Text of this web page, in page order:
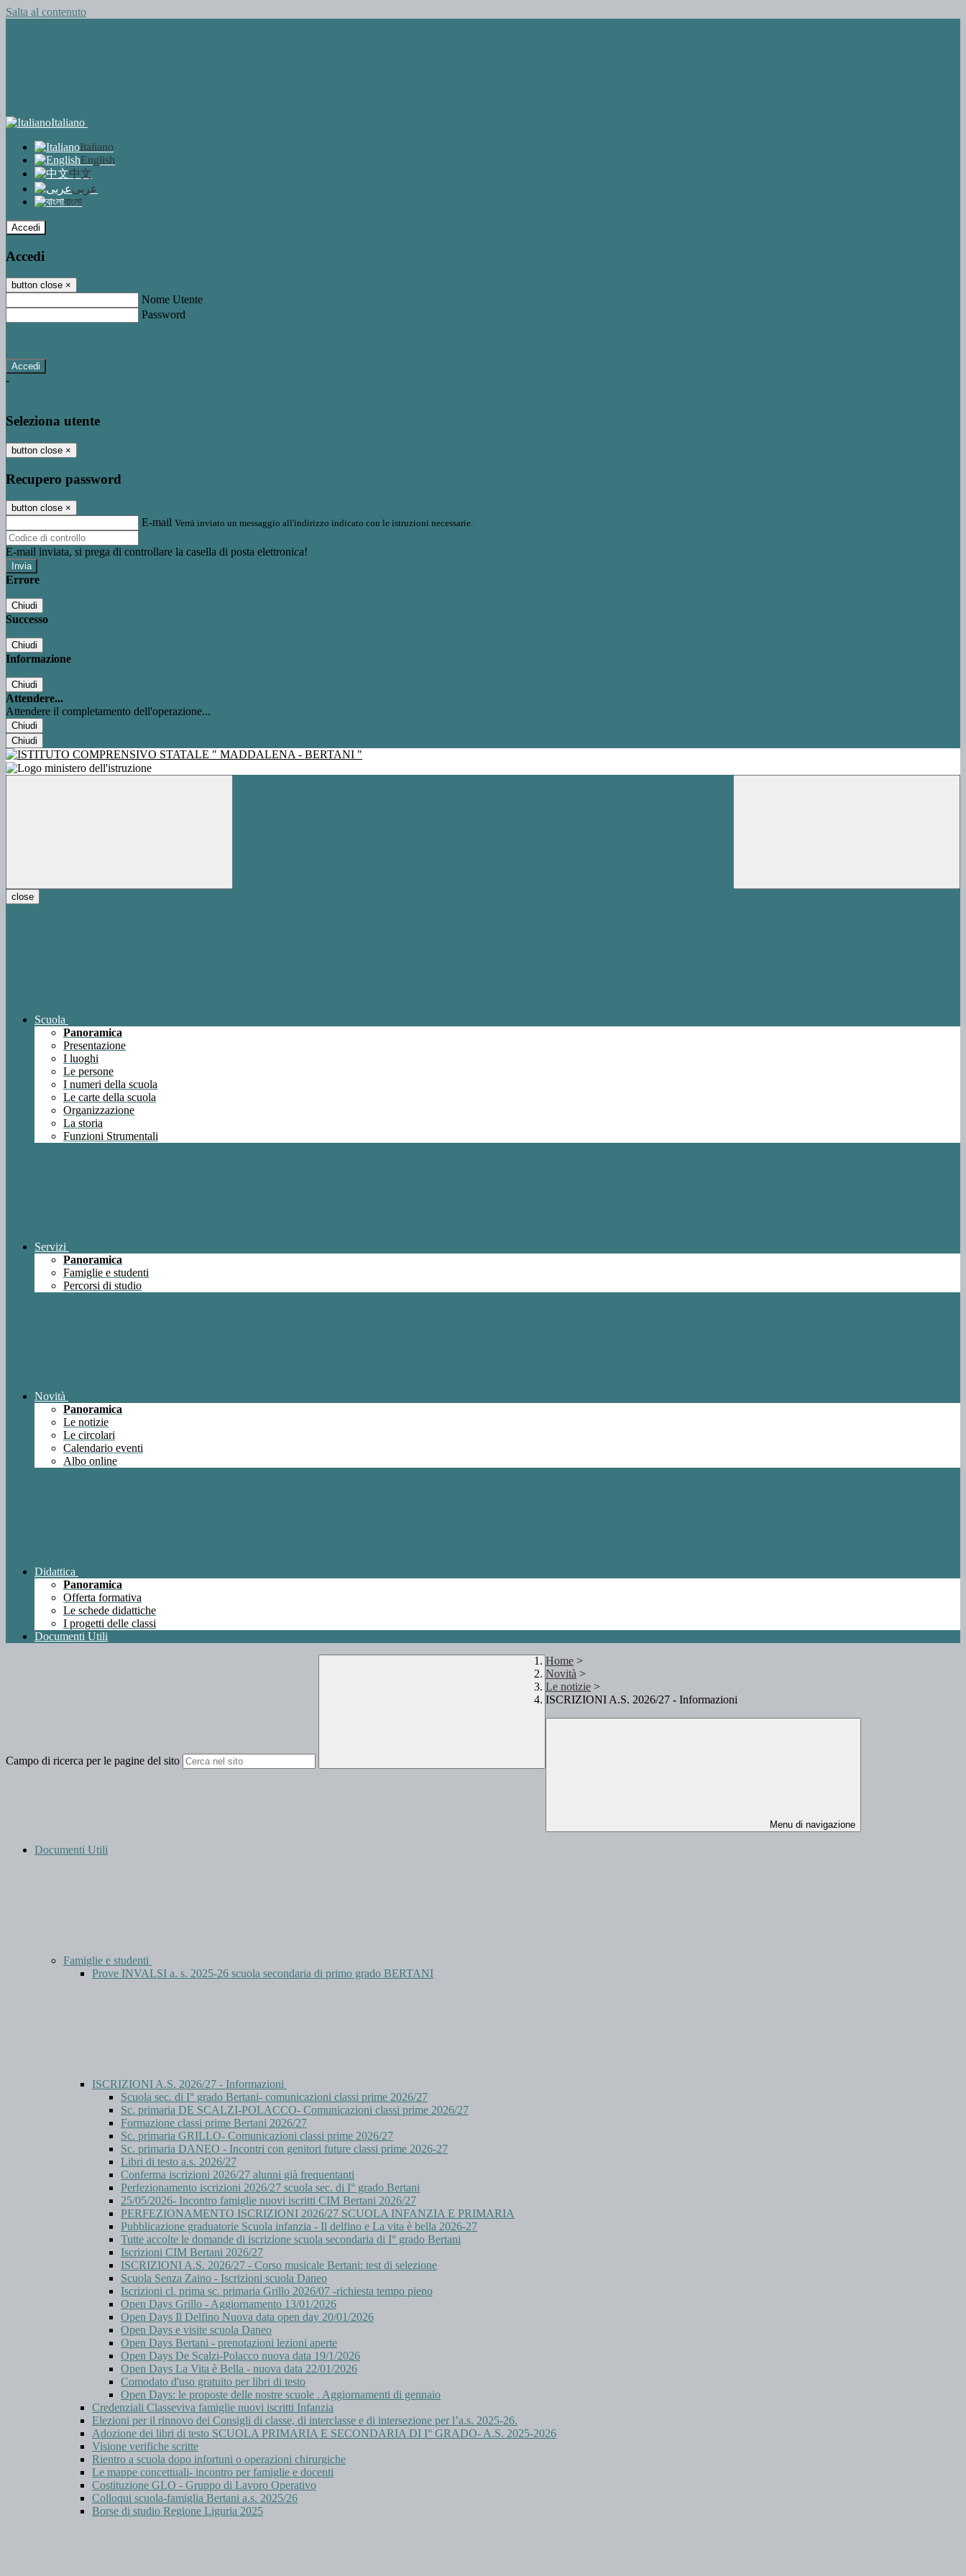
Salta al contenuto
Italiano
Italiano
English
中文
عربى
বাংলা
Accedi
Accedi
button close ×
Nome Utente
Password
-
Seleziona utente
button close ×
Recupero password
button close ×
E-mail Verrà inviato un messaggio all'indirizzo indicato con le istruzioni necessarie.
E-mail inviata, si prega di controllare la casella di posta elettronica!
Errore
Chiudi
Successo
Chiudi
Informazione
Chiudi
Attendere...
Attendere il completamento dell'operazione...
Chiudi
Chiudi
close
Scuola
Panoramica
Presentazione
I luoghi
Le persone
I numeri della scuola
Le carte della scuola
Organizzazione
La storia
Funzioni Strumentali
Servizi
Panoramica
Famiglie e studenti
Percorsi di studio
Novità
Panoramica
Le notizie
Le circolari
Calendario eventi
Albo online
Didattica
Panoramica
Offerta formativa
Le schede didattiche
I progetti delle classi
Documenti Utili
Campo di ricerca per le pagine del sito
Home >
Novità >
Le notizie >
ISCRIZIONI A.S. 2026/27 - Informazioni
Menu di navigazione
Documenti Utili
Famiglie e studenti
Prove INVALSI a. s. 2025-26 scuola secondaria di primo grado BERTANI
ISCRIZIONI A.S. 2026/27 - Informazioni
Scuola sec. di I° grado Bertani- comunicazioni classi prime 2026/27
Sc. primaria DE SCALZI-POLACCO- Comunicazioni classi prime 2026/27
Formazione classi prime Bertani 2026/27
Sc. primaria GRILLO- Comunicazioni classi prime 2026/27
Sc. primaria DANEO - Incontri con genitori future classi prime 2026-27
Libri di testo a.s. 2026/27
Conferma iscrizioni 2026/27 alunni già frequentanti
Perfezionamento iscrizioni 2026/27 scuola sec. di I° grado Bertani
25/05/2026- Incontro famiglie nuovi iscritti CIM Bertani 2026/27
PERFEZIONAMENTO ISCRIZIONI 2026/27 SCUOLA INFANZIA E PRIMARIA
Pubblicazione graduatorie Scuola infanzia - Il delfino e La vita è bella 2026-27
Tutte accolte le domande di iscrizione scuola secondaria di I° grado Bertani
Iscrizioni CIM Bertani 2026/27
ISCRIZIONI A.S. 2026/27 - Corso musicale Bertani: test di selezione
Scuola Senza Zaino - Iscrizioni scuola Daneo
Iscrizioni cl. prima sc. primaria Grillo 2026/07 -richiesta tempo pieno
Open Days Grillo - Aggiornamento 13/01/2026
Open Days Il Delfino Nuova data open day 20/01/2026
Open Days e visite scuola Daneo
Open Days Bertani - prenotazioni lezioni aperte
Open Days De Scalzi-Polacco nuova data 19/1/2026
Open Days La Vita è Bella - nuova data 22/01/2026
Comodato d'uso gratuito per libri di testo
Open Days: le proposte delle nostre scuole . Aggiornamenti di gennaio
Credenziali Classeviva famiglie nuovi iscritti Infanzia
Elezioni per il rinnovo dei Consigli di classe, di interclasse e di intersezione per l’a.s. 2025-26.
Adozione dei libri di testo SCUOLA PRIMARIA E SECONDARIA DI I° GRADO- A.S. 2025-2026
Visione verifiche scritte
Rientro a scuola dopo infortuni o operazioni chirurgiche
Le mappe concettuali- incontro per famiglie e docenti
Costituzione GLO - Gruppo di Lavoro Operativo
Colloqui scuola-famiglia Bertani a.s. 2025/26
Borse di studio Regione Liguria 2025